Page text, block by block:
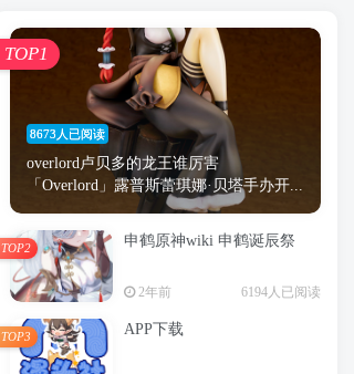
8673人已阅读
overlord卢贝多的龙王谁厉害
「Overlord」露普斯蕾琪娜·贝塔手办开...
TOP1
申鹤原神wiki 申鹤诞辰祭
2年前 6194人已阅读
TOP2
APP下载
TOP3
时间 秘密 手机 海贼王
鬼灭 捆绑 萝莉
间谍过家家 忍者 高木
进击的巨人 高岭
8673人已阅读
TOP1